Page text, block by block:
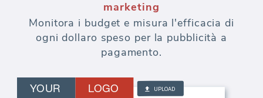
Analisi del posizionamento delle parole
chiave SEO - su più posizioni, lingue,
domini. Monitora i cambiamenti di posizione
delle parole chiave nel tempo. Aggiungi il
report automatizzati e al portale del cliente.